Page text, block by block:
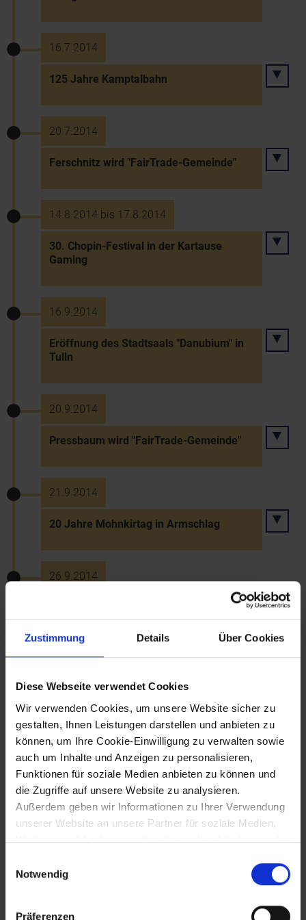
Zustimmung Details Über Cookies
Diese Webseite verwendet Cookies
Wir verwenden Cookies, um unsere Website sicher zu
gestalten, Ihnen Leistungen darstellen und anbieten zu
können, um Ihre Cookie-Einwilligung zu verwalten sowie
auch um Inhalte und Anzeigen zu personalisieren,
Funktionen für soziale Medien anbieten zu können und
die Zugriffe auf unsere Website zu analysieren.
Außerdem geben wir Informationen zu Ihrer Verwendung
unserer Website an unsere Partner für soziale Medien,
Werbung und Analysen weiter, die auch in Ländern sind,
gegeben ist, und in denen Sie Ihre Rechte uU nicht
effektiv durchsetzen können. Unsere Partner führen
diese Informationen möglicherweise mit weiteren Daten
Notwendig
Präferenzen
16.7.2014
125 Jahre Kamptalbahn
20.7.2014
Ferschnitz wird "FairTrade-Gemeinde"
14.8.2014 bis 17.8.2014
30. Chopin-Festival in der Kartause
Gaming
16.9.2014
Eröffnung des Stadtsaals "Danubium" in
Tulln
20.9.2014
Pressbaum wird "FairTrade-Gemeinde"
21.9.2014
20 Jahre Mohnkirtag in Armschlag
26.9.2014
27.9.2014
Verleihung des Gemeindewappens an
Münichreith-Laimbach
17.10.2014
50. Jahre Wissenschaftspreise des
Landes Niederösterreich